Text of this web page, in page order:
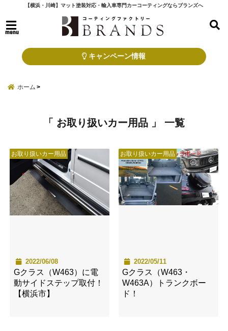
【横浜・川崎】マット塗装対応・輸入車専門カーコーティングならブランズへ
menu
キャンペーン情報
ホーム
「 お取り扱いカー用品 」 一覧
お取り扱いカー用品
2022/06/08
Gクラス（W463）に電
動サイドステップ取付！
【横浜市】
お取り扱いカー用品
2022/05/11
Gクラス（W463・
W463A）トランクボー
ド！